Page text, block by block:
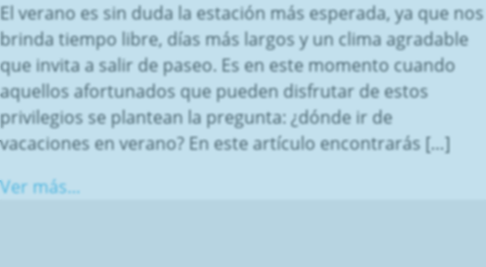
El verano es sin duda la estación más esperada, ya que nos
brinda tiempo libre, días más largos y un clima agradable
que invita a salir de paseo. Es en este momento cuando
aquellos afortunados que pueden disfrutar de estos
privilegios se plantean la pregunta: ¿dónde ir de
vacaciones en verano? En este artículo encontrarás […]
Ver más...